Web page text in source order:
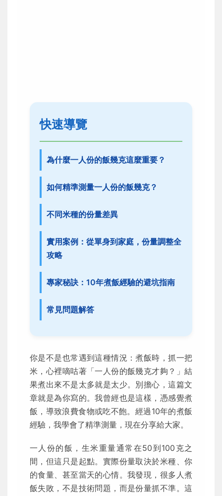
快速導覽
為什麼一人份的飯幾克這麼重要？
如何精準測量一人份的飯幾克？
不同米種的份量差異
實用案例：從單身到家庭，份量調整全
攻略
專家秘訣：10年煮飯經驗的避坑指南
常見問題解答
你是不是也常遇到這種情況：煮飯時，抓一把
米，心裡嘀咕著「一人份的飯幾克才夠？」結
果煮出來不是太多就是太少。別擔心，這篇文
章就是為你寫的。我曾經也是這樣，憑感覺煮
飯，導致浪費食物或吃不飽。經過10年的煮飯
經驗，我學會了精準測量，現在分享給大家。
一人份的飯，生米重量通常在50到100克之
間，但這只是起點。實際份量取決於米種、你
的食量、甚至當天的心情。我發現，很多人煮
飯失敗，不是技術問題，而是份量抓不準。這